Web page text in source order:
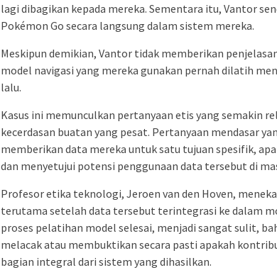
lagi dibagikan kepada mereka. Sementara itu, Vantor
Pokémon Go secara langsung dalam sistem mereka.
Meskipun demikian, Vantor tidak memberikan
model navigasi yang mereka gunakan pernah dilatih
lalu.
Kasus ini memunculkan pertanyaan etis yang semakin
kecerdasan buatan yang pesat. Pertanyaan mendasar
memberikan data mereka untuk satu tujuan spesifik,
dan menyetujui potensi penggunaan data tersebut di
Profesor etika teknologi, Jeroen van den Hoven,
terutama setelah data tersebut terintegrasi ke dalam
proses pelatihan model selesai, menjadi sangat sulit,
melacak atau membuktikan secara pasti apakah
bagian integral dari sistem yang dihasilkan.